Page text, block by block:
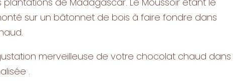
sur un bâtonnet de bois à faire fondre dans
merveilleuse de votre chocolat chaud dans
.